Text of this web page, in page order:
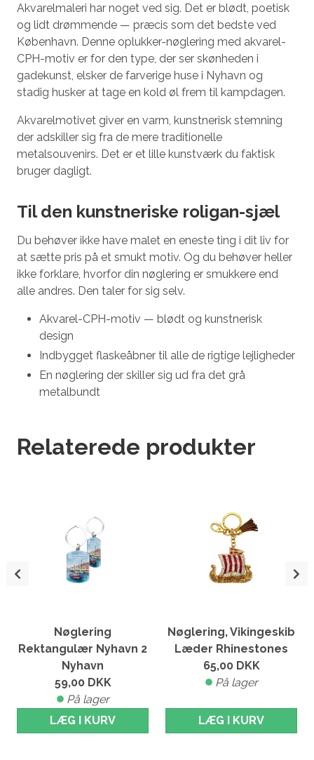
Akvarelmaleri har noget ved sig. Det er blødt, poetisk
og lidt drømmende — præcis som det bedste ved
København. Denne oplukker-nøglering med akvarel-
CPH-motiv er for den type, der ser skønheden i
gadekunst, elsker de farverige huse i Nyhavn og
stadig husker at tage en kold øl frem til kampdagen.
Akvarelmotivet giver en varm, kunstnerisk stemning
der adskiller sig fra de mere traditionelle
metalsouvenirs. Det er et lille kunstværk du faktisk
bruger dagligt.
Til den kunstneriske roligan-sjæl
Du behøver ikke have malet en eneste ting i dit liv for
at sætte pris på et smukt motiv. Og du behøver heller
ikke forklare, hvorfor din nøglering er smukkere end
alle andres. Den taler for sig selv.
Akvarel-CPH-motiv — blødt og kunstnerisk
design
Indbygget flaskeåbner til alle de rigtige lejligheder
En nøglering der skiller sig ud fra det grå
metalbundt
Relaterede produkter
Nøglering
Rektangulær Nyhavn 2
Nyhavn
59,00 DKK
På lager
LÆG I KURV
Nøglering, Vikingeskib
Læder Rhinestones
65,00 DKK
På lager
LÆG I KURV